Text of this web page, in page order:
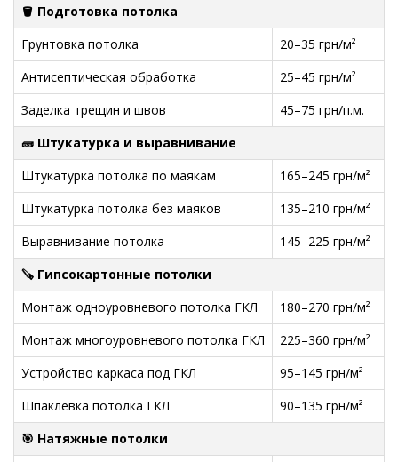
🪣 Подготовка потолка
Грунтовка потолка
20–35 грн/м²
Антисептическая обработка
25–45 грн/м²
Заделка трещин и швов
45–75 грн/п.м.
🧱 Штукатурка и выравнивание
Штукатурка потолка по маякам
165–245 грн/м²
Штукатурка потолка без маяков
135–210 грн/м²
Выравнивание потолка
145–225 грн/м²
🪚 Гипсокартонные потолки
Монтаж одноуровневого потолка ГКЛ
180–270 грн/м²
Монтаж многоуровневого потолка ГКЛ
225–360 грн/м²
Устройство каркаса под ГКЛ
95–145 грн/м²
Шпаклевка потолка ГКЛ
90–135 грн/м²
🎯 Натяжные потолки